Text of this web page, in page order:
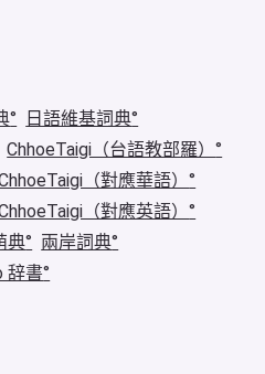
日語維基詞典
ChhoeTaigi（台語教部羅）
（對應華語）
（對應英語）
典
兩岸詞典
辞書